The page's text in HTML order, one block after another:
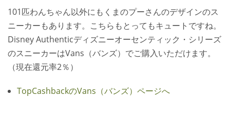
101匹わんちゃん以外にもくまのプーさんのデザインのス
ニーカーもあります。こちらもとってもキュートですね。
Disney Authenticディズニーオーセンティック・シリーズ
のスニーカーはVans（バンズ）でご購入いただけます。
（現在還元率2％）
TopCashbackのVans（バンズ）ページへ